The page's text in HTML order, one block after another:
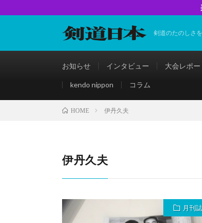
剣道のたのしさ
お知らせ インタビュー 大会レポー
kendo nippon コラム
HOME 伊丹久夫
伊丹久夫
月刊